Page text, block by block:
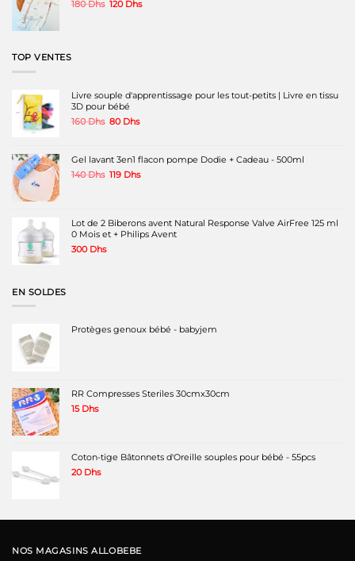
180Dhs Le
120 DhsLe
TOP VENTES
Livre souple d'apprentissage pour les tout-petits | Livre en tissu
3D pour bébé
160Dhs Le
était :
160 Dhs.
80 DhsLe
est :
80 Dhs.
Gel lavant 3en1 flacon pompe Dodie + Cadeau - 500ml
140Dhs Le
140 Dhs.
119 DhsLe
119 Dhs.
Lot de 2 Biberons avent Natural Response Valve AirFree 125 ml
0 Mois et + Philips Avent
300 Dhs
EN SOLDES
Protèges genoux bébé - babyjem
RR Compresses Steriles 30cmx30cm
15 Dhs
Coton-tige Bâtonnets d'Oreille souples pour bébé - 55pcs
20 Dhs
NOS MAGASINS ALLOBEBE